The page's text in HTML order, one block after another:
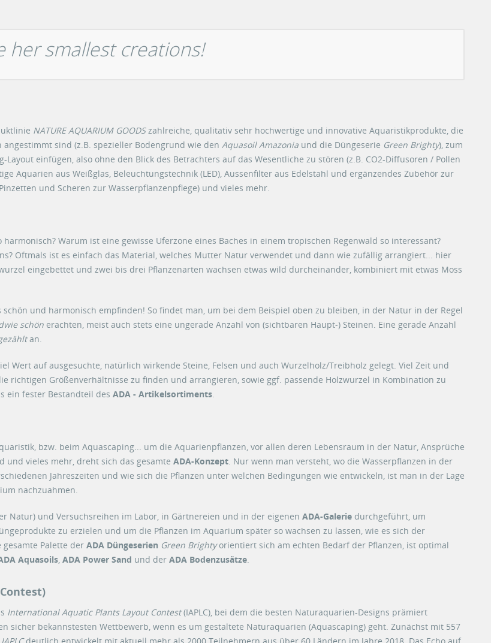
her smallest creations!
NATURE AQUARIUM GOODSzahlreiche, qualitativ sehr hochwertige und innovative Aquaristikprodukte, die
sind (z.B. spezieller Bodengrund wie den Aquasoil Amazonia und die Düngeserie Green Brighty), zum
einfügen, also ohne den Blick des Betrachters auf das Wesentliche zu stören (z.B. CO2-Diffusoren / Pollen
Aquarien aus Weißglas, Beleuchtungstechnik (LED), Aussenfilter aus Edelstahl und ergänzendes Zubehör zur
und Scheren zur Wasserpflanzenpflege) und vieles mehr.
Warum ist eine gewisse Uferzone eines Baches in einem tropischen Regenwald so interessant?
Oftmals ist es einfach das Material, welches Mutter Natur verwendet und dann wie zufällig arrangiert... hier
eingebettet und zwei bis drei Pflanzenarten wachsen etwas wild durcheinander, kombiniert mit etwas Moss
und harmonisch empfinden! So findet man, um bei dem Beispiel oben zu bleiben, in der Natur in der Regel
schön erachten, meist auch stets eine ungerade Anzahl von (sichtbaren Haupt-) Steinen. Eine gerade Anzahl
an.
Wert auf ausgesuchte, natürlich wirkende Steine, Felsen und auch Wurzelholz/Treibholz gelegt. Viel Zeit und
richtigen Größenverhältnisse zu finden und arrangieren, sowie ggf. passende Holzwurzel in Kombination zu
ein fester Bestandteil des ADA - Artikelsortiments.
bzw. beim Aquascaping... um die Aquarienpflanzen, vor allen deren Lebensraum in der Natur, Ansprüche
und vieles mehr, dreht sich das gesamte ADA-Konzept. Nur wenn man versteht, wo die Wasserpflanzen in der
Jahreszeiten und wie sich die Pflanzen unter welchen Bedingungen wie entwickeln, ist man in der Lage
nachzuahmen.
Natur) und Versuchsreihen im Labor, in Gärtnereien und in der eigenen ADA-Galerie durchgeführt, um
zu erzielen und um die Pflanzen im Aquarium später so wachsen zu lassen, wie es sich der
Palette der ADA Düngeserien Green Brightyorientiert sich am echten Bedarf der Pflanzen, ist optimal
Aquasoils, ADA Power Sand und der ADA Bodenzusätze.
International Aquatic Plants Layout Contest(IAPLC), bei dem die besten Naturaquarien-Designs prämiert
sicher bekannstesten Wettbewerb, wenn es um gestaltete Naturaquarien (Aquascaping) geht. Zunächst mit 557